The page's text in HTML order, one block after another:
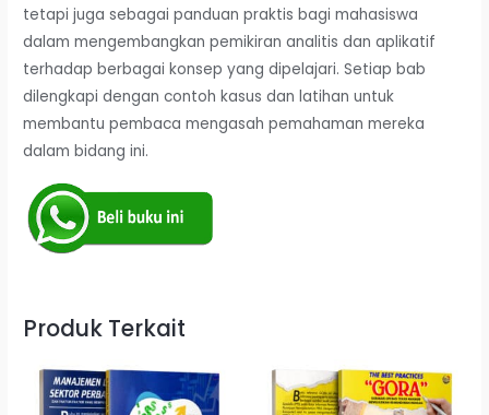
tetapi juga sebagai panduan praktis bagi mahasiswa
dalam mengembangkan pemikiran analitis dan aplikatif
terhadap berbagai konsep yang dipelajari. Setiap bab
dilengkapi dengan contoh kasus dan latihan untuk
membantu pembaca mengasah pemahaman mereka
dalam bidang ini.
Produk Terkait